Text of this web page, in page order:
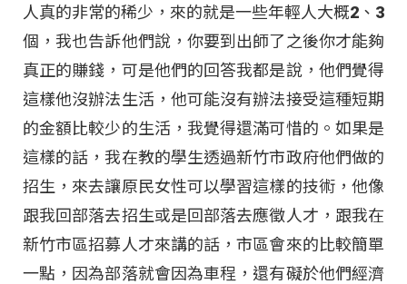
人真的非常的稀少，來的就是一些年輕人大概2、3
個，我也告訴他們說，你要到出師了之後你才能夠
真正的賺錢，可是他們的回答我都是說，他們覺得
這樣他沒辦法生活，他可能沒有辦法接受這種短期
的金額比較少的生活，我覺得還滿可惜的。如果是
這樣的話，我在教的學生透過新竹市政府他們做的
招生，來去讓原民女性可以學習這樣的技術，他像
跟我回部落去招生或是回部落去應徵人才，跟我在
新竹市區招募人才來講的話，市區會來的比較簡單
一點，因為部落就會因為車程，還有礙於他們經濟